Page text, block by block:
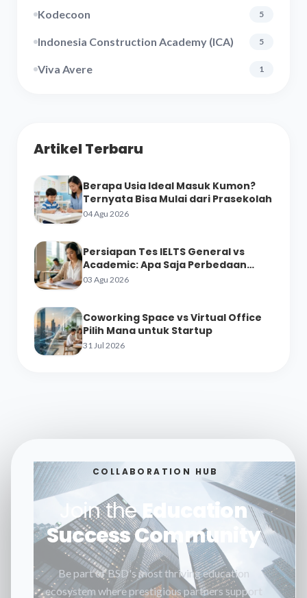
Kodecoon 5
Indonesia Construction Academy (ICA) 5
Viva Avere 1
Artikel Terbaru
Berapa Usia Ideal Masuk Kumon?
Ternyata Bisa Mulai dari Prasekolah
04 Agu 2026
Persiapan Tes IELTS General vs
Academic: Apa Saja Perbedaan
Materinya?
03 Agu 2026
Coworking Space vs Virtual Office
Pilih Mana untuk Startup
31 Jul 2026
COLLABORATION HUB
Join theEducation
Success Community
Be part of BSD's most thriving education
ecosystem where prestigious partners support